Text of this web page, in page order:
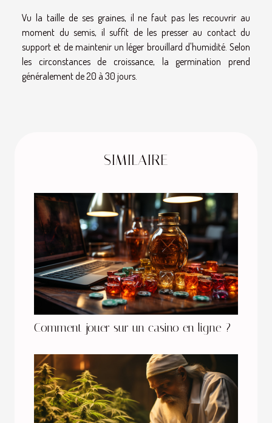
Vu la taille de ses graines, il ne faut pas les recouvrir au
moment du semis, il suffit de les presser au contact du
support et de maintenir un léger brouillard d'humidité. Selon
les circonstances de croissance, la germination prend
généralement de 20 à 30 jours.
SIMILAIRE
Comment jouer sur un casino en ligne ?